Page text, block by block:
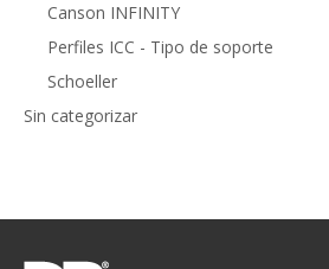
Canson INFINITY
Perfiles ICC - Tipo de soporte
Schoeller
Sin categorizar